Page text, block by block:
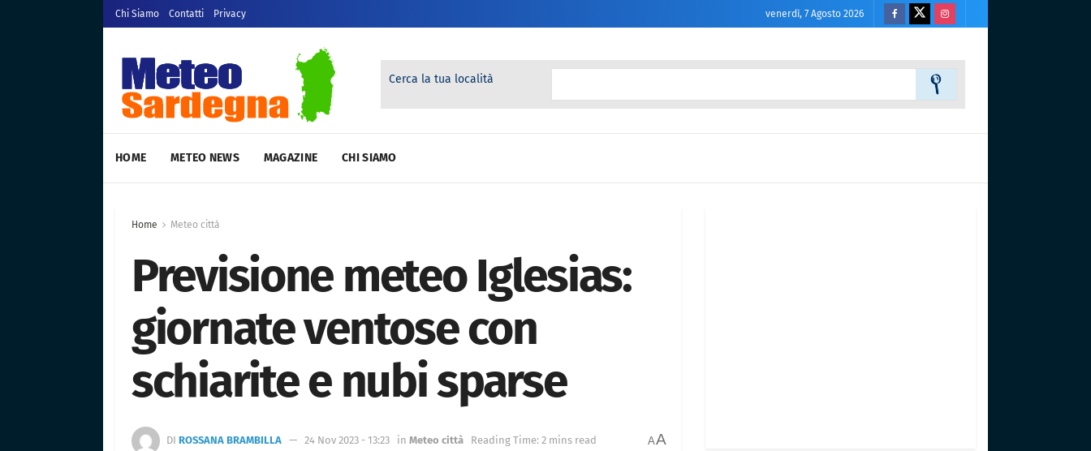
Chi Siamo Contatti Privacy venerdì, 7 Agosto 2026
Cerca la tua località
HOME METEO NEWS MAGAZINE CHI SIAMO
Home Meteo città
Previsione meteo Iglesias:
giornate ventose con
schiarite e nubi sparse
DI ROSSANA BRAMBILLA 24 Nov 2023 - 13:23 in Meteo città Reading Time: 2 mins read AA